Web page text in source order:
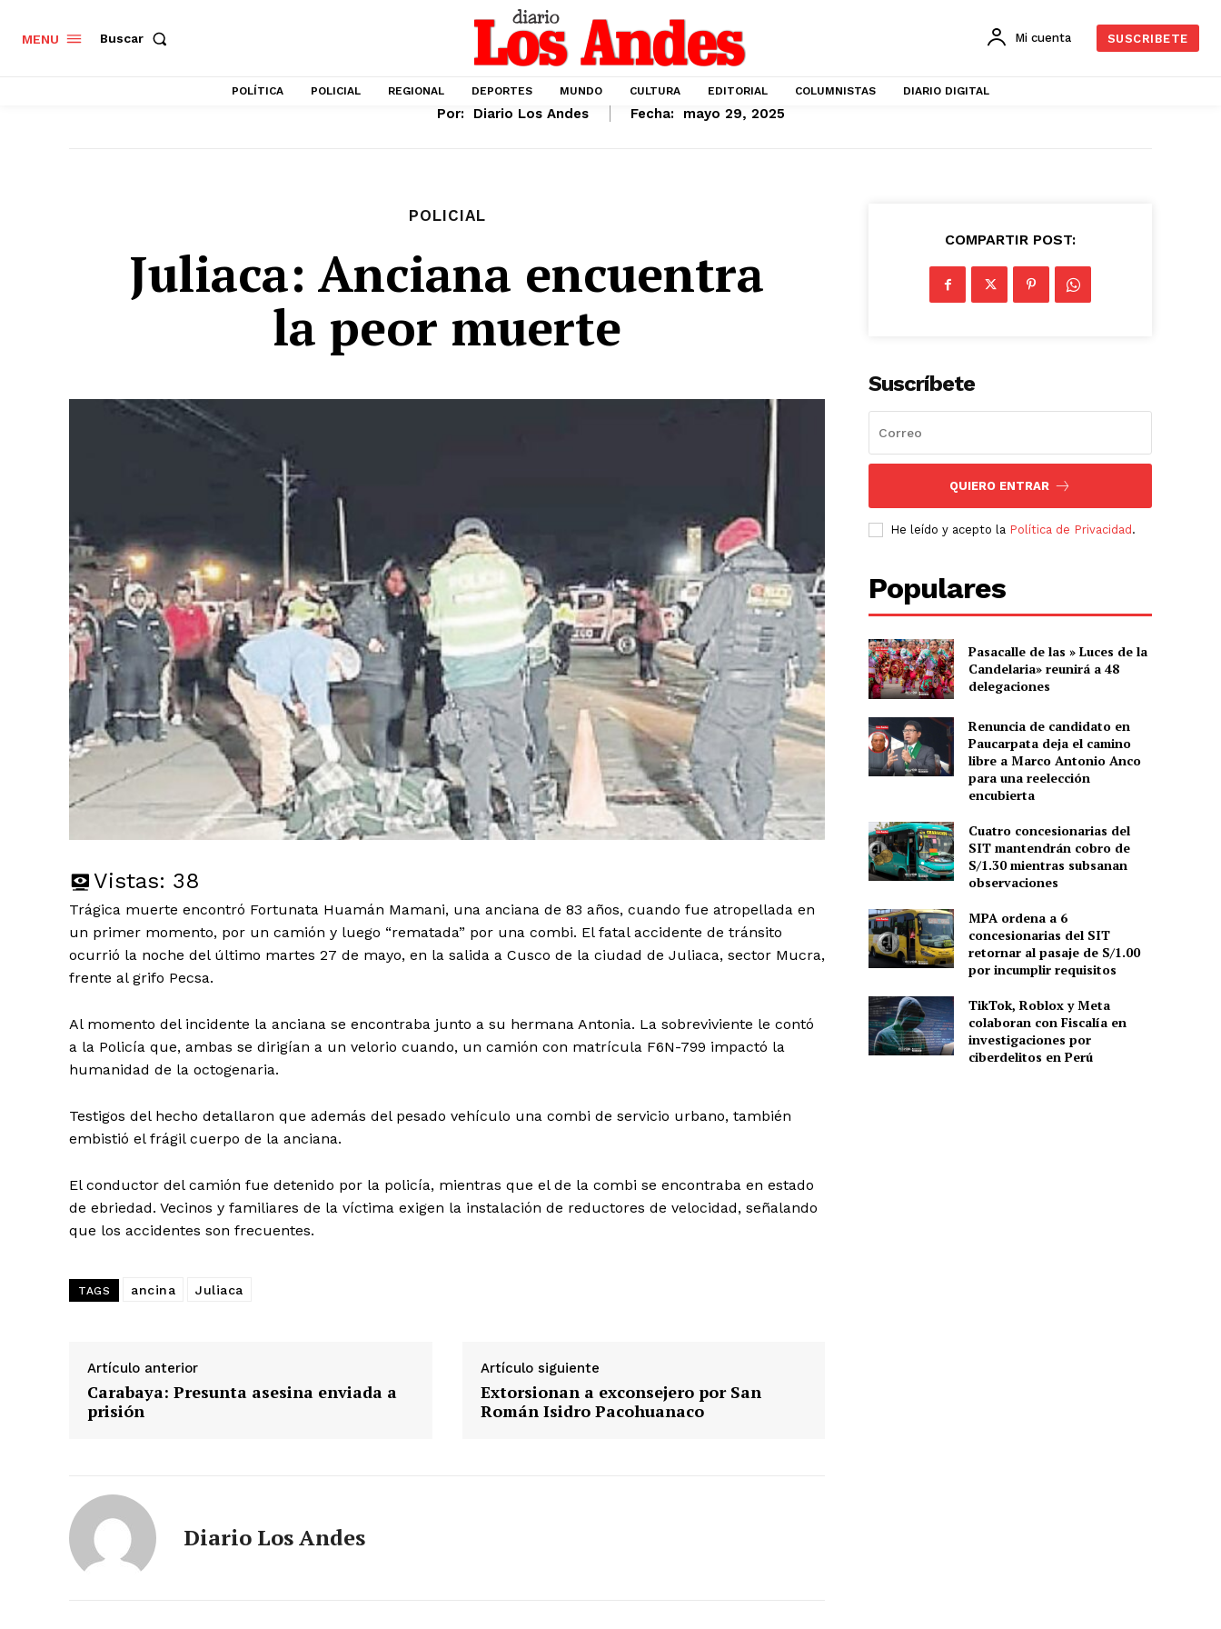
Nosotros
Contacto
MENU Buscar Mi cuenta SUSCRIBETE
POLÍTICA POLICIAL REGIONAL DEPORTES MUNDO CULTURA EDITORIAL COLUMNISTAS DIARIO DIGITAL
Por: Diario Los Andes Fecha: mayo 29, 2025
POLICIAL
Juliaca: Anciana encuentra
la peor muerte
Vistas: 38
Trágica muerte encontró Fortunata Huamán Mamani, una anciana de 83 años, cuando fue atropellada en
un primer momento, por un camión y luego “rematada” por una combi. El fatal accidente de tránsito
ocurrió la noche del último martes 27 de mayo, en la salida a Cusco de la ciudad de Juliaca, sector Mucra,
frente al grifo Pecsa.
Al momento del incidente la anciana se encontraba junto a su hermana Antonia. La sobreviviente le contó
a la Policía que, ambas se dirigían a un velorio cuando, un camión con matrícula F6N-799 impactó la
humanidad de la octogenaria.
Testigos del hecho detallaron que además del pesado vehículo una combi de servicio urbano, también
embistió el frágil cuerpo de la anciana.
El conductor del camión fue detenido por la policía, mientras que el de la combi se encontraba en estado
de ebriedad. Vecinos y familiares de la víctima exigen la instalación de reductores de velocidad, señalando
que los accidentes son frecuentes.
TAGS ancina Juliaca
Artículo anterior
Carabaya: Presunta asesina enviada a
prisión
Artículo siguiente
Extorsionan a exconsejero por San
Román Isidro Pacohuanaco
Diario Los Andes
COMPARTIR POST:
Suscríbete
QUIERO ENTRAR
He leído y acepto la Política de Privacidad .
Populares
Pasacalle de las » Luces de la
Candelaria» reunirá a 48
delegaciones
Renuncia de candidato en
Paucarpata deja el camino
libre a Marco Antonio Anco
para una reelección
encubierta
Cuatro concesionarias del
SIT mantendrán cobro de
S/1.30 mientras subsanan
observaciones
MPA ordena a 6
concesionarias del SIT
retornar al pasaje de S/1.00
por incumplir requisitos
TikTok, Roblox y Meta
colaboran con Fiscalía en
investigaciones por
ciberdelitos en Perú